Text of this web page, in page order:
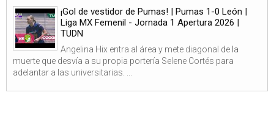
¡Gol de vestidor de Pumas! | Pumas 1-0 León |
Liga MX Femenil - Jornada 1 Apertura 2026 |
TUDN
Angelina Hix entra al área y mete diagonal de la
muerte que desvía a su propia portería Selene Cortés para
adelantar a las universitarias. ...